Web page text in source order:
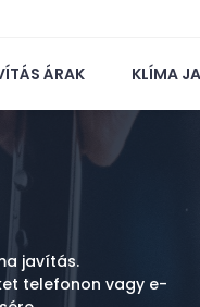
ÁRAK KLÍMA
javítás.
telefonon vagy e-